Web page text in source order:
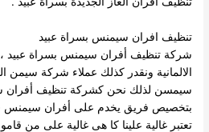
تنظيف افران سيمنس بسراة عبيد
شركة تنظيف أفران سيمنس بسراة عبيد
الالمانية ونقدر كذلك عملاء شركة سيمن
سيمسن لذلك نحن كشركة تنظيف أفران
بتخصيص فريق يخدم على أفران سيمنس
تعتبر غالية علينا كا هى غالية على من